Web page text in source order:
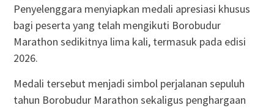
Penyelenggara menyiapkan medali apresiasi khusus
bagi peserta yang telah mengikuti Borobudur
Marathon sedikitnya lima kali, termasuk pada edisi
2026.
Medali tersebut menjadi simbol perjalanan sepuluh
tahun Borobudur Marathon sekaligus penghargaan